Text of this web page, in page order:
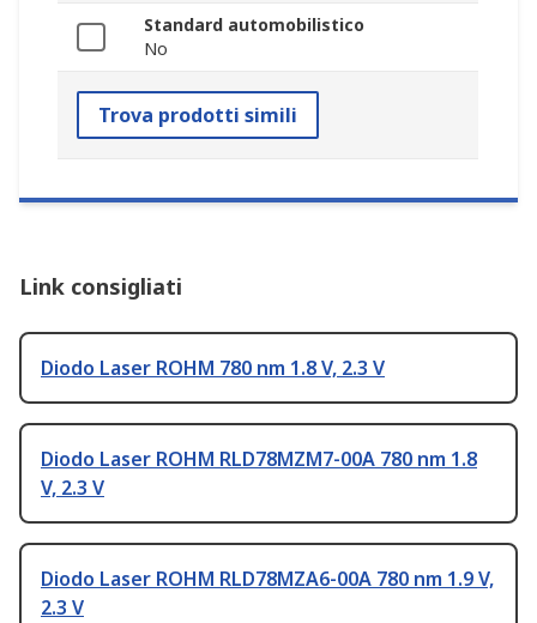
Standard automobilistico
No
Trova prodotti simili
Link consigliati
Diodo Laser ROHM 780 nm 1.8 V, 2.3 V
Diodo Laser ROHM RLD78MZM7-00A 780 nm 1.8
V, 2.3 V
Diodo Laser ROHM RLD78MZA6-00A 780 nm 1.9 V,
2.3 V